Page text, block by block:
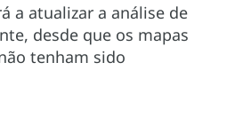
a atualizar a análise de
desde que os mapas
tenham sido